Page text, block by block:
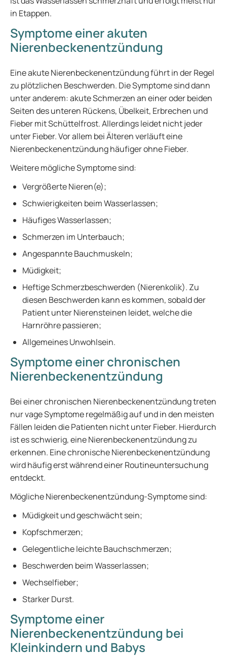
in Etappen.
Symptome einer akuten
Nierenbeckenentzündung
Eine akute Nierenbeckenentzündung führt in der Regel
zu plötzlichen Beschwerden. Die Symptome sind dann
unter anderem: akute Schmerzen an einer oder beiden
Seiten des unteren Rückens, Übelkeit, Erbrechen und
Fieber mit Schüttelfrost. Allerdings leidet nicht jeder
unter Fieber. Vor allem bei Älteren verläuft eine
Nierenbeckenentzündung häufiger ohne Fieber.
Weitere mögliche Symptome sind:
Vergrößerte Nieren(e);
Schwierigkeiten beim Wasserlassen;
Häufiges Wasserlassen;
Schmerzen im Unterbauch;
Angespannte Bauchmuskeln;
Müdigkeit;
Heftige Schmerzbeschwerden (Nierenkolik). Zu
diesen Beschwerden kann es kommen, sobald der
Patient unter Nierensteinen leidet, welche die
Harnröhre passieren;
Allgemeines Unwohlsein.
Symptome einer chronischen
Nierenbeckenentzündung
Bei einer chronischen Nierenbeckenentzündung treten
nur vage Symptome regelmäßig auf und in den meisten
Fällen leiden die Patienten nicht unter Fieber. Hierdurch
ist es schwierig, eine Nierenbeckenentzündung zu
erkennen. Eine chronische Nierenbeckenentzündung
wird häufig erst während einer Routineuntersuchung
entdeckt.
Mögliche Nierenbeckenentzündung-Symptome sind:
Müdigkeit und geschwächt sein;
Kopfschmerzen;
Gelegentliche leichte Bauchschmerzen;
Beschwerden beim Wasserlassen;
Wechselfieber;
Starker Durst.
Symptome einer
Nierenbeckenentzündung bei
Kleinkindern und Babys